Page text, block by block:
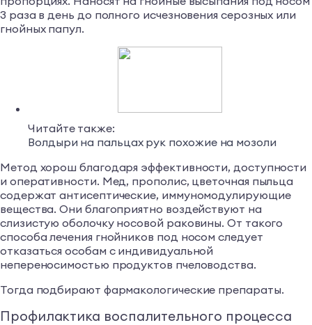
3 раза в день до полного исчезновения серозных или
гнойных папул.
Читайте также:
Волдыри на пальцах рук похожие на мозоли
Метод хорош благодаря эффективности, доступности
и оперативности. Мед, прополис, цветочная пыльца
содержат антисептические, иммуномодулирующие
вещества. Они благоприятно воздействуют на
слизистую оболочку носовой раковины. От такого
способа лечения гнойников под носом следует
отказаться особам с индивидуальной
непереносимостью продуктов пчеловодства.
Тогда подбирают фармакологические препараты.
Профилактика воспалительного процесса